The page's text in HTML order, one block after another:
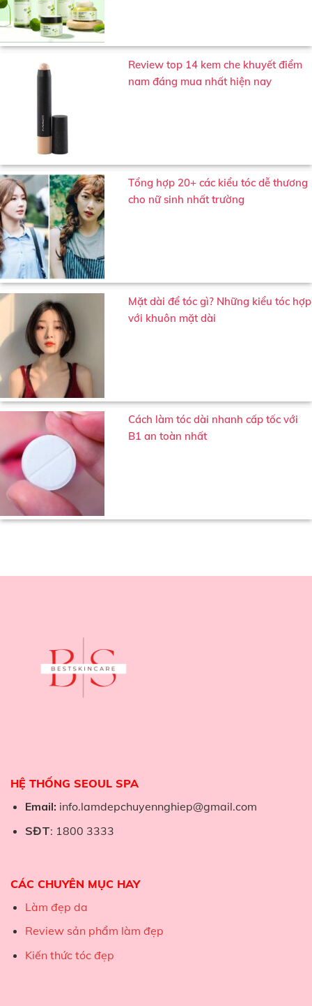
Review top 14 kem che khuyết điểm
nam đáng mua nhất hiện nay
Tổng hợp 20+ các kiểu tóc dễ thương
cho nữ sinh nhất trường
Mặt dài để tóc gì? Những kiểu tóc hợp
với khuôn mặt dài
Cách làm tóc dài nhanh cấp tốc với
B1 an toàn nhất
HỆ THỐNG SEOUL SPA
Email: info.lamdepchuyennghiep@gmail.com
SĐT: 1800 3333
CÁC CHUYÊN MỤC HAY
Làm đẹp da
Review sản phẩm làm đẹp
Kiến thức tóc đẹp